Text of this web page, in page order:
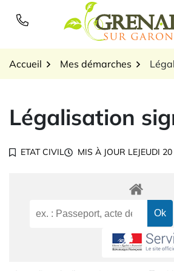
Logo
Accueil Mes démarches
Légalisation
ETAT CIVIL MIS À JOUR LEJEUDI